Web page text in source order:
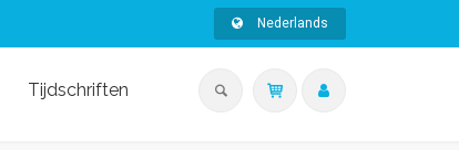
Nederlands
Tijdschriften